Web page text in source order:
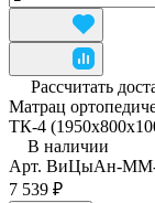
Рассчитать
Матрац
ТК-4
В наличии
Арт. ВиЦыАн-
7 539 ₽